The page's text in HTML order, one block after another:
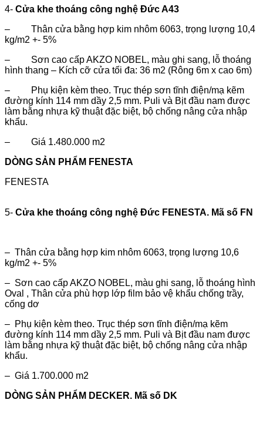
4- Cửa khe thoáng công nghệ Đức A43
– Thân cửa bằng hợp kim nhôm 6063, trọng lượng 10,4
kg/m2 +- 5%
– Sơn cao cấp AKZO NOBEL, màu ghi sang, lỗ thoáng
hình thang – Kích cỡ cửa tối đa: 36 m2 (Rông 6m x cao 6m)
– Phụ kiện kèm theo. Trục thép sơn tĩnh điện/mạ kẽm
đường kính 114 mm dầy 2,5 mm. Puli và Bịt đầu nam được
làm bằng nhựa kỹ thuật đặc biệt, bộ chống nâng cửa nhập
khẩu.
– Giá 1.480.000 m2
DÒNG SẢN PHẨM FENESTA
FENESTA
5- Cửa khe thoáng công nghệ Đức FENESTA. Mã số FN
– Thân cửa bằng hợp kim nhôm 6063, trọng lượng 10,6
kg/m2 +- 5%
– Sơn cao cấp AKZO NOBEL, màu ghi sang, lỗ thoáng hình
Oval , Thân cửa phù hợp lớp film bảo vệ khẩu chống trầy,
cống dơ
– Phụ kiện kèm theo. Trục thép sơn tĩnh điện/mạ kẽm
đường kính 114 mm dầy 2,5 mm. Puli và Bịt đầu nam được
làm bằng nhựa kỹ thuật đặc biệt, bộ chống nâng cửa nhập
khẩu.
– Giá 1.700.000 m2
DÒNG SẢN PHẨM DECKER. Mã số DK